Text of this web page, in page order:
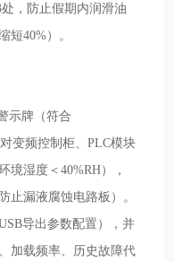
，防止假期内润滑油
短40%）。
示牌（符合
变频控制柜、PLC模块
境湿度＜40%RH），
止漏液腐蚀电路板）。
导出参数配置），并
加载频率、历史故障代